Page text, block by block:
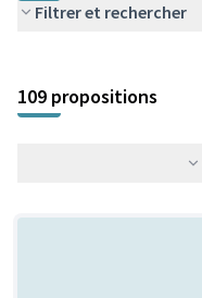
Filtrer et rechercher
+
−
109 propositions